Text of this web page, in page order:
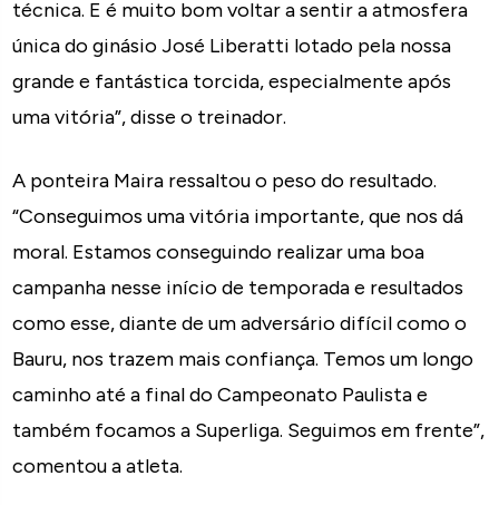
técnica. E é muito bom voltar a sentir a atmosfera
única do ginásio José Liberatti lotado pela nossa
grande e fantástica torcida, especialmente após
uma vitória”, disse o treinador.
A ponteira Maira ressaltou o peso do resultado.
“Conseguimos uma vitória importante, que nos dá
moral. Estamos conseguindo realizar uma boa
campanha nesse início de temporada e resultados
como esse, diante de um adversário difícil como o
Bauru, nos trazem mais confiança. Temos um longo
caminho até a final do Campeonato Paulista e
também focamos a Superliga. Seguimos em frente”,
comentou a atleta.